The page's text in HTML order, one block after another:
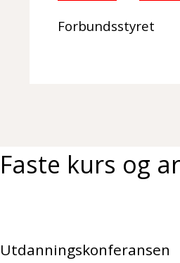
Forbundsstyret
Faste kurs og
Utdanningskonferansen